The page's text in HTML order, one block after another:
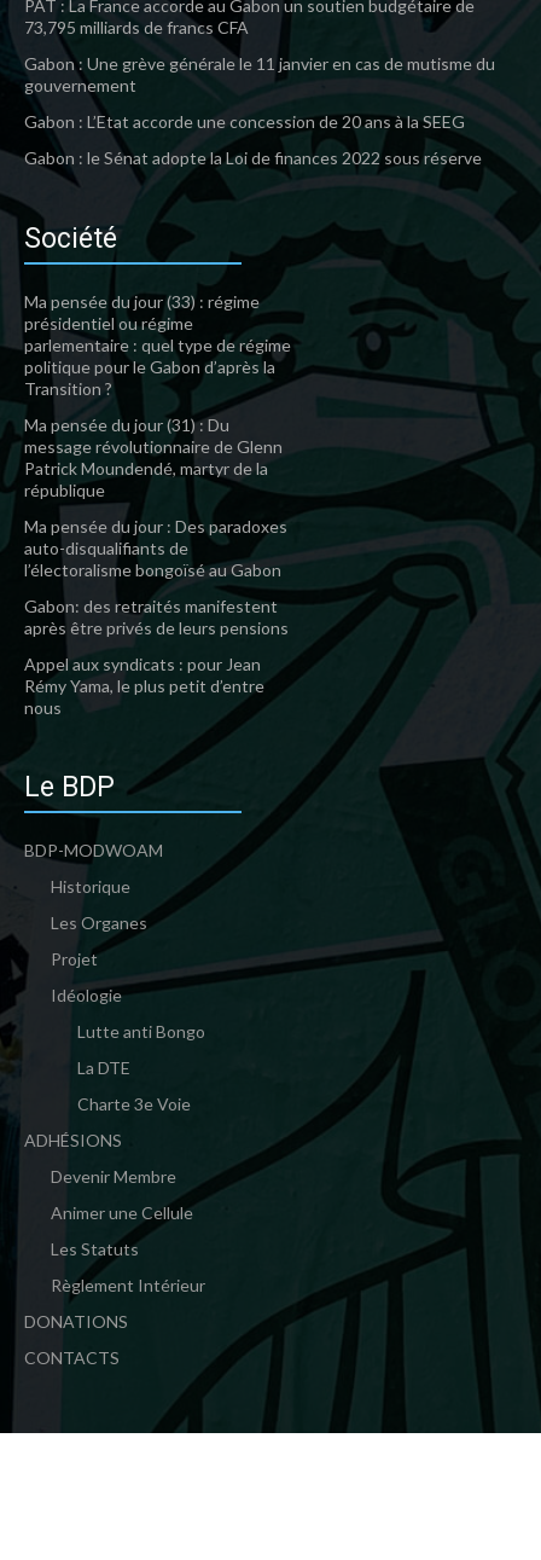
PAT : La France accorde au Gabon un soutien budgétaire de
73,795 milliards de francs CFA
Gabon : Une grève générale le 11 janvier en cas de mutisme du
gouvernement
Gabon : L’Etat accorde une concession de 20 ans à la SEEG
Gabon : le Sénat adopte la Loi de finances 2022 sous réserve
Société
Ma pensée du jour (33) : régime
présidentiel ou régime
parlementaire : quel type de régime
politique pour le Gabon d’après la
Transition ?
Ma pensée du jour (31) : Du
message révolutionnaire de Glenn
Patrick Moundendé, martyr de la
république
Ma pensée du jour : Des paradoxes
auto-disqualifiants de
l’électoralisme bongoïsé au Gabon
Gabon: des retraités manifestent
après être privés de leurs pensions
Appel aux syndicats : pour Jean
Rémy Yama, le plus petit d’entre
nous
Le BDP
BDP-MODWOAM
Historique
Les Organes
Projet
Idéologie
Lutte anti Bongo
La DTE
Charte 3e Voie
ADHÉSIONS
Devenir Membre
Animer une Cellule
Les Statuts
Règlement Intérieur
DONATIONS
CONTACTS